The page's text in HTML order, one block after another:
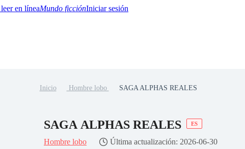
Mundo ficciónIniciar sesión
Inicio Hombre lobo SAGA ALPHAS REALES
SAGA ALPHAS REALES ES
Hombre lobo Última actualización: 2026-06-30